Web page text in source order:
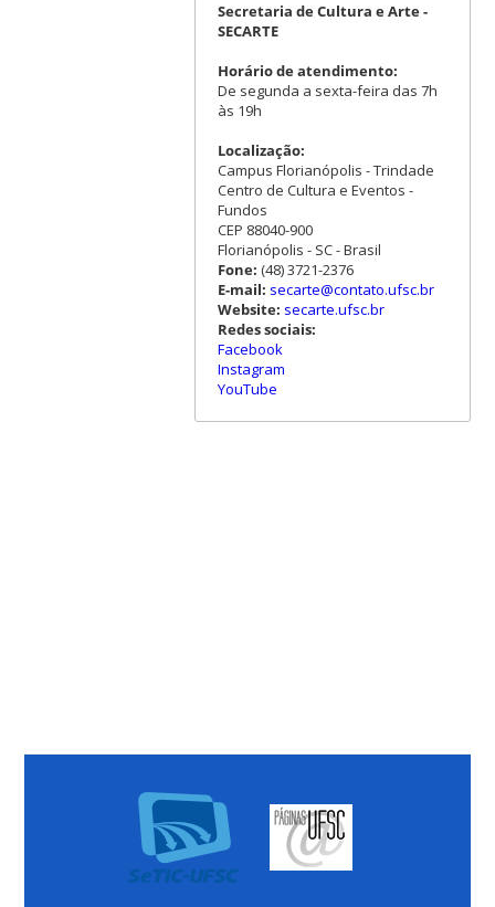
Secretaria de Cultura e Arte -
SECARTE
Horário de atendimento:
De segunda a sexta-feira das 7h
às 19h
Localização:
Campus Florianópolis - Trindade
Centro de Cultura e Eventos -
Fundos
CEP 88040-900
Florianópolis - SC - Brasil
Fone: (48) 3721-2376
E-mail: secarte@contato.ufsc.br
Website: secarte.ufsc.br
Redes sociais:
Facebook
Instagram
YouTube